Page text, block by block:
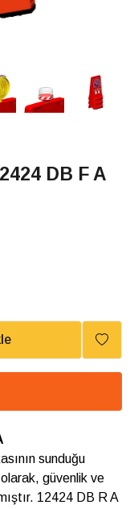
DB F A
sunduğu
güvenlik ve
12424 DB R A